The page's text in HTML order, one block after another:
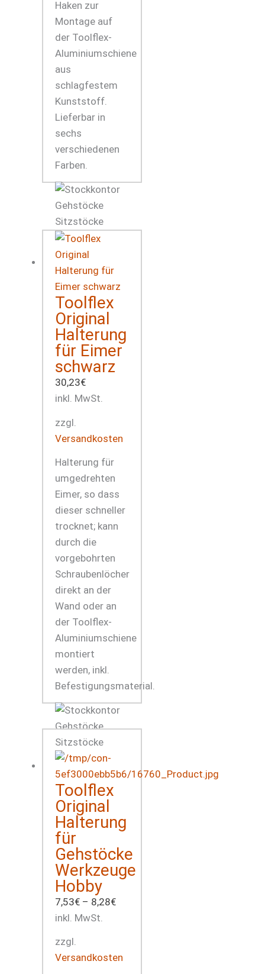
Haken zur
Montage auf
der Toolflex-
Aluminiumschiene
aus
schlagfestem
Kunststoff.
Lieferbar in
sechs
verschiedenen
Farben.
Toolflex
Original
Halterung
für Eimer
schwarz
30,23€
inkl. MwSt.
zzgl.
Versandkosten
Halterung für
umgedrehten
Eimer, so dass
dieser schneller
trocknet; kann
durch die
vorgebohrten
Schraubenlöcher
direkt an der
Wand oder an
der Toolflex-
Aluminiumschiene
montiert
werden, inkl.
Befestigungsmaterial.
Toolflex
Original
Halterung
für
Gehstöcke
Werkzeuge
Hobby
7,53€ – 8,28€
inkl. MwSt.
zzgl.
Versandkosten